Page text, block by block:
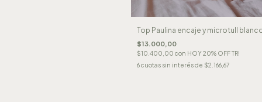
Top Paulina encaje y microtull
$13.000,00
$10.400,00 con HOY 20% OFF TR!
6cuotas sin interés de $2.166,67